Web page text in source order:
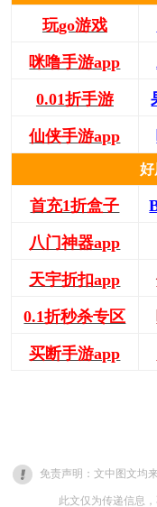
玩go游戏
咪噜手游app
0.01折手游
仙侠手游app
好
首充1折盒子
八门神器app
天宇折扣app
0.1折秒杀专区
买断手游app
免责声明：文中图文均
此文仅为传递信息